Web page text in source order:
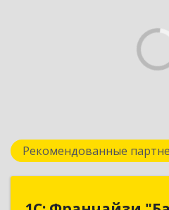
Рекомендованные
1С: